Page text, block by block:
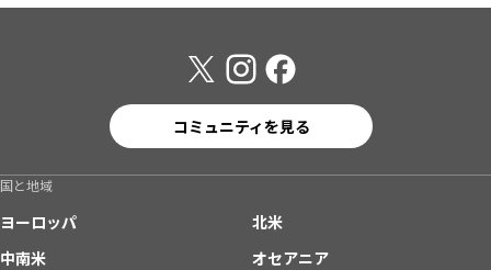
コミュニティを見る
国と地域
ヨーロッパ
北米
中南米
オセアニア